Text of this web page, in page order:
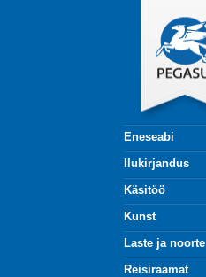
Eneseabi
Ilukirjandus
Käsitöö
Kunst
Laste ja noorte
Reisiraamat